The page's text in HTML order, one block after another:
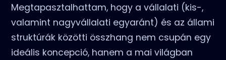
Megtapasztalhattam, hogy a vállalati (kis-,
valamint nagyvállalati egyaránt) és az állami
struktúrák közötti összhang nem csupán egy
ideális koncepció, hanem a mai világban